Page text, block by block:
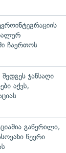
ჩაერთოს
ჯანსაღი
აქვს,
გაწერილი,
წევრი